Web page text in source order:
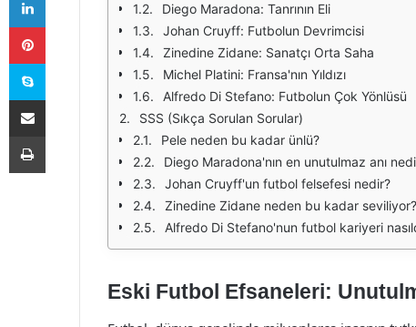
Diego Maradona: Tanrının Eli
Johan Cruyff: Futbolun Devrimcisi
Zinedine Zidane: Sanatçı Orta Saha
Michel Platini: Fransa'nın Yıldızı
Alfredo Di Stefano: Futbolun Çok Yönlüsü
SSS (Sıkça Sorulan Sorular)
Pele neden bu kadar ünlü?
Diego Maradona'nın en unutulmaz anı
Johan Cruyff'un futbol felsefesi nedir?
Zinedine Zidane neden bu kadar seviliyor?
Alfredo Di Stefano'nun futbol kariyeri
Eski Futbol Efsaneleri:
Pinterest
Skype
E-Posta ile paylaş